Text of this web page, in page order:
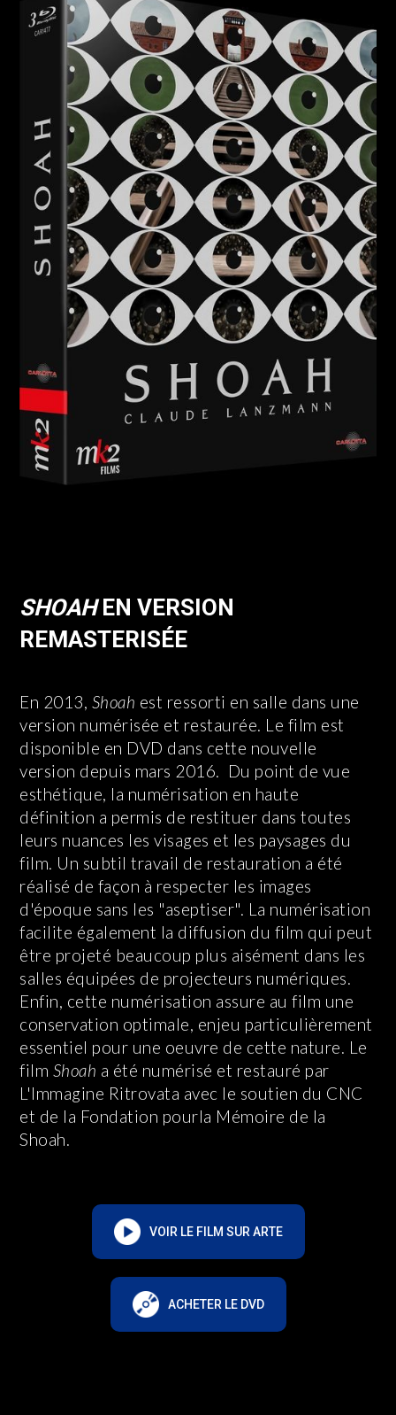
SHOAHEN VERSION
REMASTERISÉE
En 2013, Shoah est ressorti en salle dans une
version numérisée et restaurée. Le film est
disponible en DVD dans cette nouvelle
version depuis mars 2016. Du point de vue
esthétique, la numérisation en haute
définition a permis de restituer dans toutes
leurs nuances les visages et les paysages du
film. Un subtil travail de restauration a été
réalisé de façon à respecter les images
d'époque sans les "aseptiser". La numérisation
facilite également la diffusion du film qui peut
être projeté beaucoup plus aisément dans les
salles équipées de projecteurs numériques.
Enfin, cette numérisation assure au film une
conservation optimale, enjeu particulièrement
essentiel pour une oeuvre de cette nature. Le
film Shoah a été numérisé et restauré par
L'Immagine Ritrovata avec le soutien du CNC
et de la Fondation pourla Mémoire de la
Shoah.
VOIR LE FILM SUR ARTE
ACHETER LE DVD